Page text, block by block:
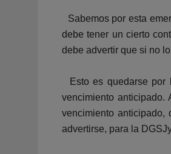
Sabemos por esta
debe tener un cierto
debe advertir que si no
Esto es quedarse por
vencimiento
vencimiento anticipado,
advertirse, para la